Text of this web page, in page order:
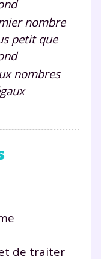
nombre
petit que
nombres
de traiter
?